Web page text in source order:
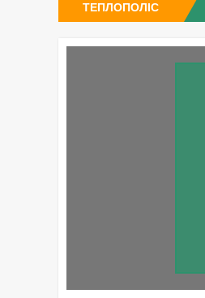
ТЕПЛОПОЛІС